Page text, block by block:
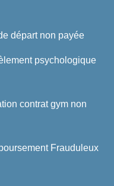
départ non payée
psychologique
contrat gym non
Frauduleux